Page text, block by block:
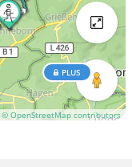
© OpenStreetMap contributors
PLUS